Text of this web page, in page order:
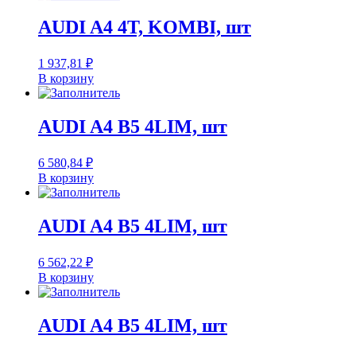
AUDI A4 4T, KOMBI, шт
1 937,81 ₽
В корзину
AUDI A4 B5 4LIM, шт
6 580,84 ₽
В корзину
AUDI A4 B5 4LIM, шт
6 562,22 ₽
В корзину
AUDI A4 B5 4LIM, шт